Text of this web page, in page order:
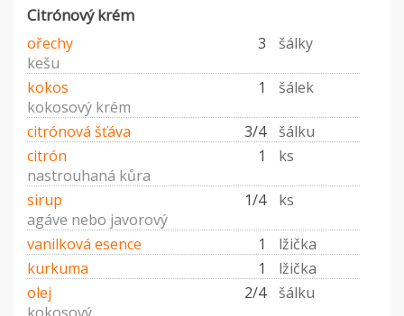
Citrónový krém
ořechy 3
šálky
kešu
kokos
1
šálek
kokosový krém
citrónová šťáva
3/4
šálku
citrón
1
ks
nastrouhaná kůra
sirup
1/4
ks
agáve nebo javorový
vanilková esence
1
lžička
kurkuma
1
lžička
olej
2/4
šálku